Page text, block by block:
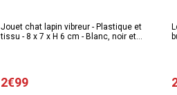
Jouet chat lapin vibreur - Plastique et
tissu - 8 x 7 x H 6 cm - Blanc, noir et
2€99